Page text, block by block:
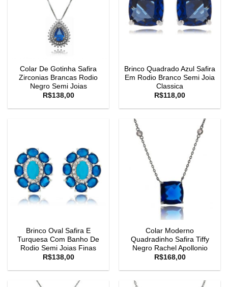
Colar De Gotinha Safira
Zirconias Brancas Rodio
Negro Semi Joias
R$138,00
Brinco Quadrado Azul Safira
Em Rodio Branco Semi Joia
Classica
R$118,00
Brinco Oval Safira E
Turquesa Com Banho De
Rodio Semi Joias Finas
R$138,00
Colar Moderno
Quadradinho Safira Tiffy
Negro Rachel Apollonio
R$168,00